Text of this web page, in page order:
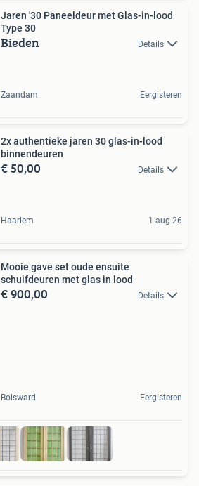
Jaren '30 Paneeldeur met Glas-in-lood
Type 30
Bieden Details
Zaandam Eergisteren
2x authentieke jaren 30 glas-in-lood
binnendeuren
€ 50,00 Details
Haarlem 1 aug 26
Mooie gave set oude ensuite
schuifdeuren met glas in lood
€ 900,00 Details
Bolsward Eergisteren